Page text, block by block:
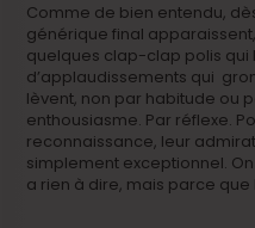
Comme de bien entendu,
générique final
quelques clap-clap polis qui
d’applaudissements qui
lèvent, non par habitude ou
enthousiasme. Par réflexe.
reconnaissance, leur
simplement exceptionnel.
a rien à dire, mais parce